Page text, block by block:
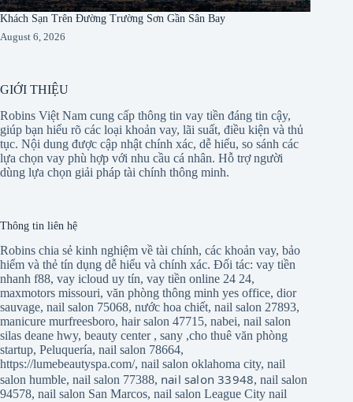
Khách Sạn Trên Đường Trường Sơn Gần Sân Bay
August 6, 2026
GIỚI THIỆU
Robins Việt Nam cung cấp thông tin vay tiền đáng tin cậy,
giúp bạn hiểu rõ các loại khoản vay, lãi suất, điều kiện và thủ
tục. Nội dung được cập nhật chính xác, dễ hiểu, so sánh các
lựa chọn vay phù hợp với nhu cầu cá nhân. Hỗ trợ người
dùng lựa chọn giải pháp tài chính thông minh.
Thông tin liên hệ
Robins chia sẻ kinh nghiệm về tài chính, các khoản vay, bảo
hiểm và thẻ tín dụng dễ hiểu và chính xác. Đối tác: vay tiền
nhanh f88, vay icloud uy tín, vay tiền online 24 24,
maxmotors missouri, văn phòng thông minh yes office, dior
sauvage, nail salon 75068, nước hoa chiết, nail salon 27893,
manicure murfreesboro, hair salon 47715, nabei, nail salon
silas deane hwy, beauty center, sany ,cho thuê văn phòng
startup, Peluquería, nail salon 78664,
https://lumebeautyspa.com/, nail salon oklahoma city, nail
salon humble, nail salon 77388, nail salon 33948,nail salon
94578, nail salon San Marcos, nail salon League City nail